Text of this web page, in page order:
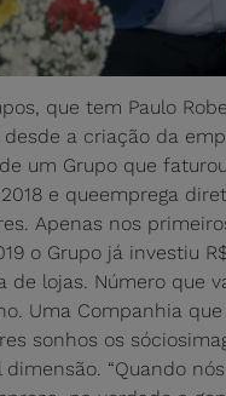
que tem Paulo
a criação da
um Grupo que
e queemprega
Apenas nos
o Grupo já investiu
de lojas. Número que
Uma Companhia
sonhos os
dimensão. “Quando